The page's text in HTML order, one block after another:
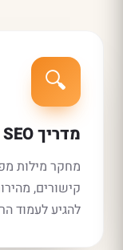
🔍
מדריך SEO מלא
להגיע לעמוד